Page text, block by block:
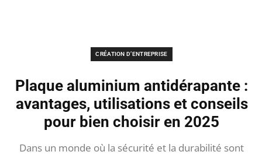
CRÉATION D’ENTREPRISE
Plaque aluminium antidérapante :
avantages, utilisations et conseils
pour bien choisir en 2025
Dans un monde où la sécurité et la durabilité sont